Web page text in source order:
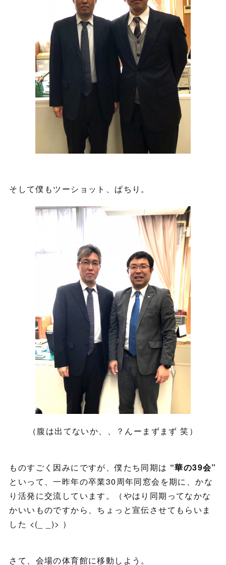
そして僕もツーショット、ぱちり。
（腹は出てないか、、？んーまずまず 笑）
ものすごく因みにですが、僕たち同期は “華の39会”
といって、一昨年の卒業30周年同窓会を期に、かな
り活発に交流しています。（やはり同期ってなかな
かいいものですから、ちょっと宣伝させてもらいま
した <(_ _)> ）
さて、会場の体育館に移動しよう。